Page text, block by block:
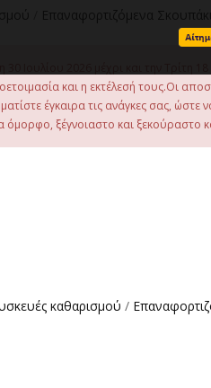
Επαναφορτιζόμενα
και η εκτέλεσή τους.Οι
έγκαιρα τις ανάγκες σας,
ξέγνοιαστο και ξεκούραστο
καθαρισμού /